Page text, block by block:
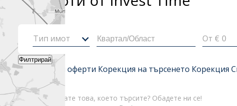
Тип имот От €
Филтрирай
Най-нови оферти Корекция на търсенето Корекция
Не намирате това, което търсите? Обадете ни се!